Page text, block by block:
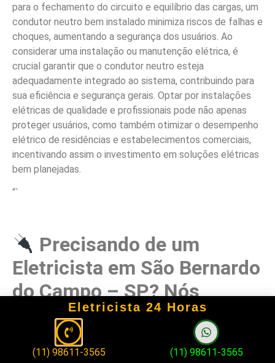
para o fechamento do circuito e equilíbrio das cargas, um
condutor neutro bem instalado minimiza riscos de falhas e
choques, aumentando a segurança dos usuários. Ao
considerar uma instalação ou manutenção elétrica, é
crucial garantir que o condutor neutro esteja
adequadamente integrado ao sistema, contribuindo para
sua eficiência e segurança gerais. Optar por instalações
elétricas de qualidade e profissionais pode não apenas
proteger usuários, como também otimizar o desempenho
elétrico de residências e estabelecimentos comerciais,
incentivando assim o investimento em soluções elétricas
bem planejadas.
“`
Precisando de um
Eletricista em São Bernardo
do Campo – SP? Nós
Temos a Solução!
Eletricista 24 Horas
(11) 98611-3565 (11) 98611-3565